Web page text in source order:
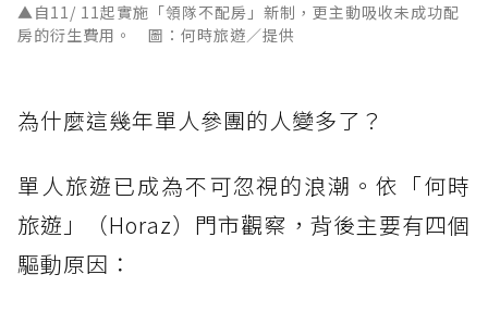
▲自11/ 11起實施「領隊不配房」新制，更主動吸收未成功配
房的衍生費用。 圖：何時旅遊／提供
為什麼這幾年單人參團的人變多了？
單人旅遊已成為不可忽視的浪潮。依「何時
旅遊」（Horaz）門市觀察，背後主要有四個
驅動原因：